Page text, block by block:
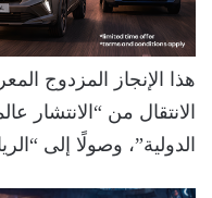
هذا الإنجاز المزدوج
الانتقال من “الانتشار
الدولية”، وصولًا إلى